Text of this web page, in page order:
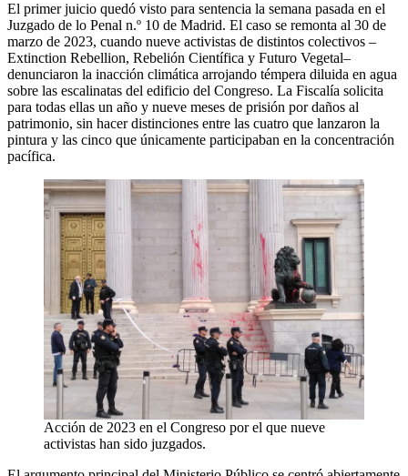
El primer juicio quedó visto para sentencia la semana pasada en el
Juzgado de lo Penal n.º 10 de Madrid. El caso se remonta al 30 de
marzo de 2023, cuando nueve activistas de distintos colectivos –
Extinction Rebellion, Rebelión Científica y Futuro Vegetal–
denunciaron la inacción climática arrojando témpera diluida en agua
sobre las escalinatas del edificio del Congreso. La Fiscalía solicita
para todas ellas un año y nueve meses de prisión por daños al
patrimonio, sin hacer distinciones entre las cuatro que lanzaron la
pintura y las cinco que únicamente participaban en la concentración
pacífica.
Acción de 2023 en el Congreso por el que nueve
activistas han sido juzgados.